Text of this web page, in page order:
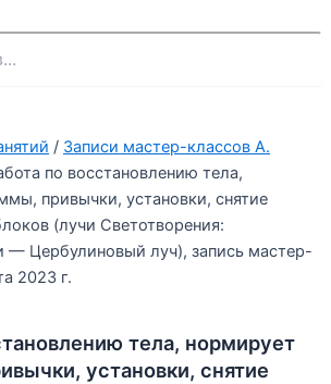
/ Записи мастер-классов А.
по восстановлению тела,
привычки, установки, снятие
(лучи Светотворения:
— Цербулиновый луч), запись мастер-
2023 г.
тела, нормирует
установки, снятие